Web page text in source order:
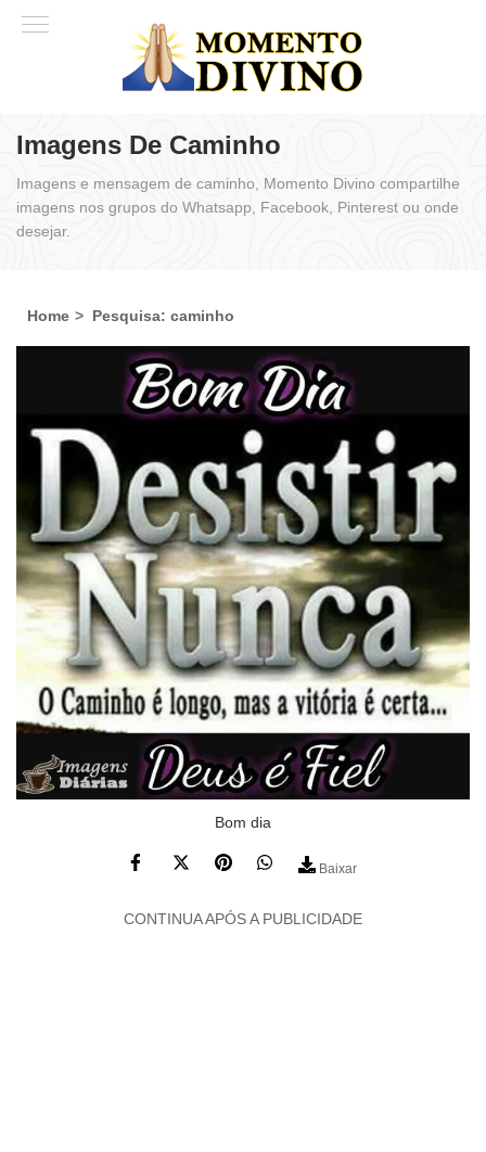
Imagens De Caminho
Imagens e mensagem de caminho, Momento Divino compartilhe
imagens nos grupos do Whatsapp, Facebook, Pinterest ou onde
desejar.
Home Pesquisa: caminho
Bom dia
Baixar
CONTINUA APÓS A PUBLICIDADE